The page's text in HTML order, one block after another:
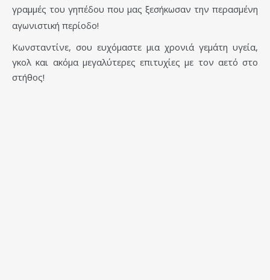
γραμμές του γηπέδου που μας ξεσήκωσαν την περασμένη
αγωνιστική περίοδο!
Κωνσταντίνε, σου ευχόμαστε μια χρονιά γεμάτη υγεία,
γκολ και ακόμα μεγαλύτερες επιτυχίες με τον αετό στο
στήθος!